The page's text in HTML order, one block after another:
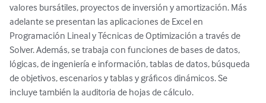
valores bursátiles, proyectos de inversión y amortización. Más
adelante se presentan las aplicaciones de Excel en
Programación Lineal y Técnicas de Optimización a través de
Solver. Además, se trabaja con funciones de bases de datos,
lógicas, de ingeniería e información, tablas de datos, búsqueda
de objetivos, escenarios y tablas y gráficos dinámicos. Se
incluye también la auditoria de hojas de cálculo.